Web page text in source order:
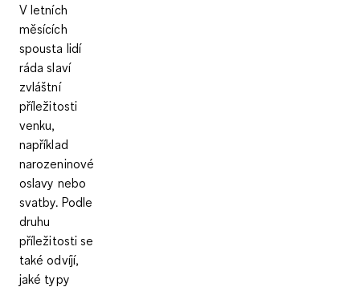
V letních
měsících
spousta lidí
ráda slaví
zvláštní
příležitosti
venku,
například
narozeninové
oslavy nebo
svatby. Podle
druhu
příležitosti se
také odvíjí,
jaké typy